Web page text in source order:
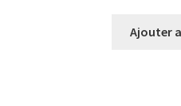
Ajouter